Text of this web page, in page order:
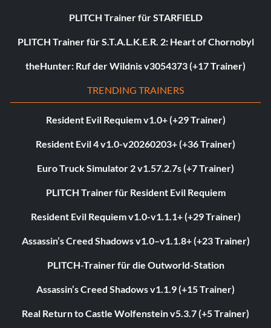
PLITCH Trainer für STARFIELD
PLITCH Trainer für S.T.A.L.K.E.R. 2: Heart of Chornobyl
theHunter: Ruf der Wildnis v3054373 (+17 Trainer)
TRENDING TRAINERS
Resident Evil Requiem v1.0+ (+29 Trainer)
Resident Evil 4 v1.0-v20260203+ (+36 Trainer)
Euro Truck Simulator 2 v1.57.2.7s (+7 Trainer)
PLITCH Trainer für Resident Evil Requiem
Resident Evil Requiem v1.0-v1.1.1+ (+29 Trainer)
Assassin’s Creed Shadows v1.0–v1.1.8+ (+23 Trainer)
PLITCH-Trainer für die Outworld-Station
Assassin’s Creed Shadows v1.1.9 (+15 Trainer)
Real Return to Castle Wolfenstein v5.3.7 (+5 Trainer)